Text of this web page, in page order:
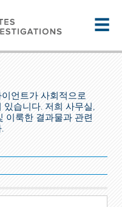
☰
언트가 사회적으로
습니다. 저희 사무실,
이룩한 결과물과 관련